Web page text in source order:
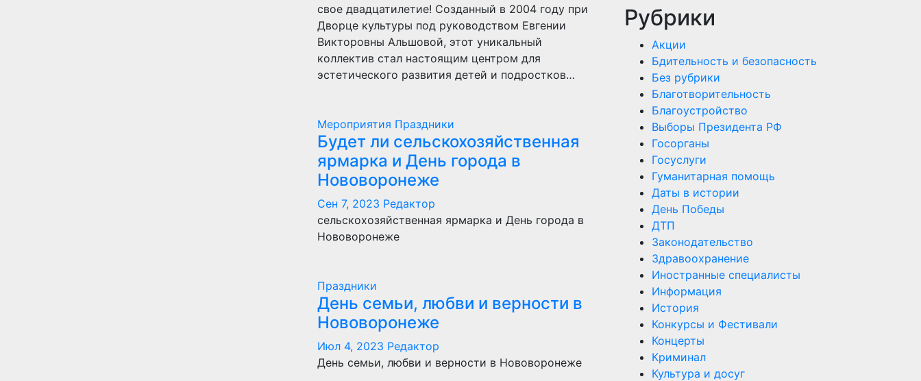
свое двадцатилетие! Созданный в 2004 году при
Дворце культуры под руководством Евгении
Викторовны Альшовой, этот уникальный
коллектив стал настоящим центром для
эстетического развития детей и подростков…
Мероприятия Праздники
Будет ли сельскохозяйственная
ярмарка и День города в
Нововоронеже
Сен 7, 2023 Редактор
сельскохозяйственная ярмарка и День города в
Нововоронеже
Праздники
День семьи, любви и верности в
Нововоронеже
Июл 4, 2023 Редактор
День семьи, любви и верности в Нововоронеже
Рубрики
Акции
Бдительность и безопасность
Без рубрики
Благотворительность
Благоустройство
Выборы Президента РФ
Госорганы
Госуслуги
Гуманитарная помощь
Даты в истории
День Победы
ДТП
Законодательство
Здравоохранение
Иностранные специалисты
Информация
История
Конкурсы и Фестивали
Концерты
Криминал
Культура и досуг